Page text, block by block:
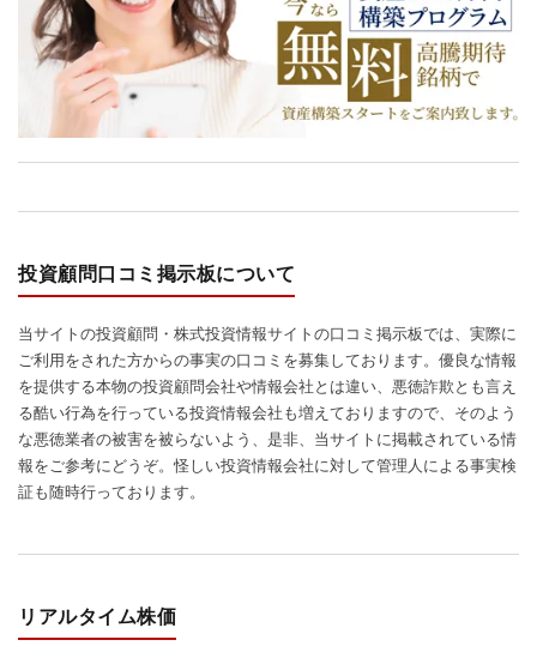
投資顧問口コミ掲示板について
当サイトの投資顧問・株式投資情報サイトの口コミ掲示板では、実際に
ご利用をされた方からの事実の口コミを募集しております。優良な情報
を提供する本物の投資顧問会社や情報会社とは違い、悪徳詐欺とも言え
る酷い行為を行っている投資情報会社も増えておりますので、そのよう
な悪徳業者の被害を被らないよう、是非、当サイトに掲載されている情
報をご参考にどうぞ。怪しい投資情報会社に対して管理人による事実検
証も随時行っております。
リアルタイム株価